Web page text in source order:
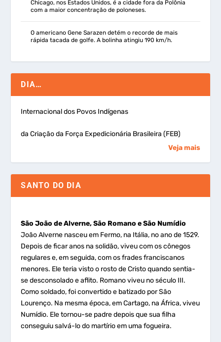
Chicago, nos Estados Unidos, é a cidade fora da Polônia
com a maior concentração de poloneses.
O americano Gene Sarazen detém o recorde de mais
rápida tacada de golfe. A bolinha atingiu 190 km/h.
DIA…
Internacional dos Povos Indígenas
da Criação da Força Expedicionária Brasileira (FEB)
Veja mais
SANTO DO DIA
São João de Alverne, São Romano e São Numídio
João Alverne nasceu em Fermo, na Itália, no ano de 1529.
Depois de ficar anos na solidão, viveu com os cônegos
regulares e, em seguida, com os frades franciscanos
menores. Ele teria visto o rosto de Cristo quando sentia-
se desconsolado e aflito. Romano viveu no século III.
Como soldado, foi convertido e batizado por São
Lourenço. Na mesma época, em Cartago, na África, viveu
Numídio. Ele tornou-se padre depois que sua filha
conseguiu salvá-lo do martírio em uma fogueira.